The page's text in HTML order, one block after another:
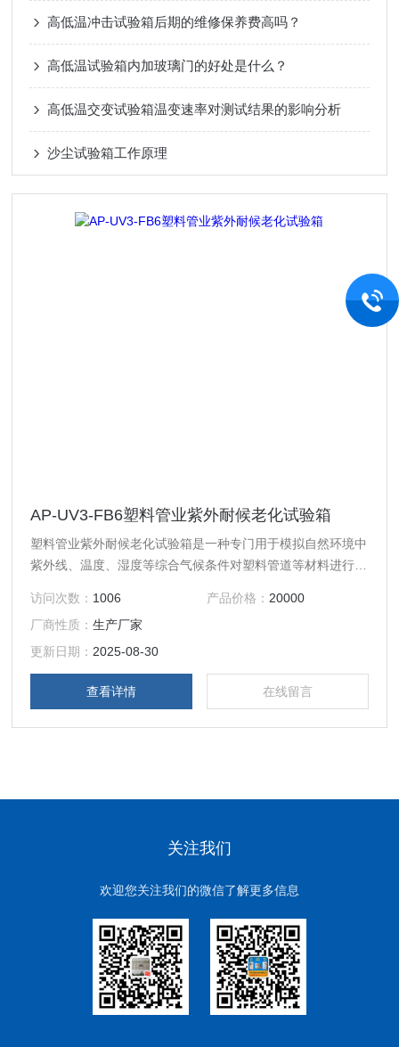
高低温冲击试验箱后期的维修保养费高吗？
高低温试验箱内加玻璃门的好处是什么？
高低温交变试验箱温变速率对测试结果的影响分析
沙尘试验箱工作原理
AP-UV3-FB6塑料管业紫外耐候老化试验箱
塑料管业紫外耐候老化试验箱是一种专门用于模拟自然环境中
紫外线、温度、湿度等综合气候条件对塑料管道等材料进行加
能和寿命。
访问次数： 1006 产品价格： 20000
厂商性质：生产厂家
更新日期： 2025-08-30
查看详情 在线留言
关注我们
欢迎您关注我们的微信了解更多信息